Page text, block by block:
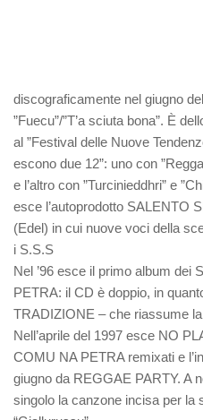
discograficamente nel giugno
”Fuecu”/”T’a sciuta bona”. È
al ”Festival delle Nuove
escono due 12”: uno con
e l’altro con ”Turcinieddhri” e
esce l’autoprodotto SALENTO
(Edel) in cui nuove voci della
i S.S.S
Nel ’96 esce il primo album dei
PETRA: il CD è doppio, in
TRADIZIONE – che riassume la
Nell’aprile del 1997 esce NO
COMU NA PETRA remixati e
giugno da REGGAE PARTY. A
singolo la canzone incisa per la